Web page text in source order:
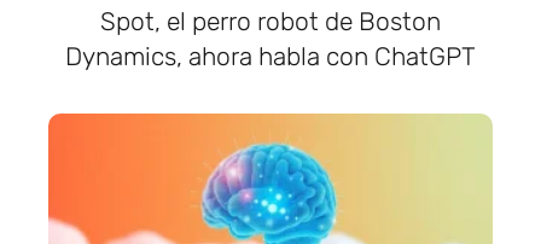
Spot, el perro robot de Boston
Dynamics, ahora habla con ChatGPT